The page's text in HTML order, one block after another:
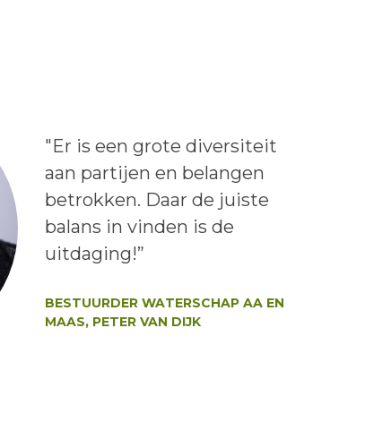
Lees het bericht:
"Er is een grote diversiteit
aan partijen en belangen
betrokken. Daar de juiste
balans in vinden is de
uitdaging!”
BESTUURDER WATERSCHAP AA EN
MAAS, PETER VAN DIJK